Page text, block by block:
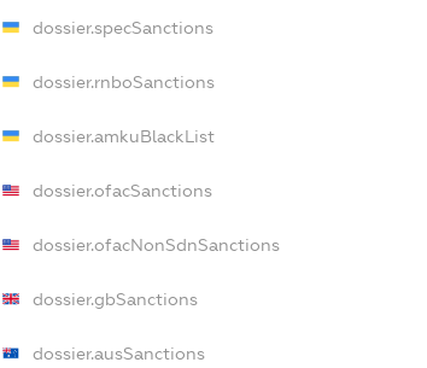
dossier.specSanctions
dossier.rnboSanctions
dossier.amkuBlackList
dossier.ofacSanctions
dossier.ofacNonSdnSanctions
dossier.gbSanctions
dossier.ausSanctions